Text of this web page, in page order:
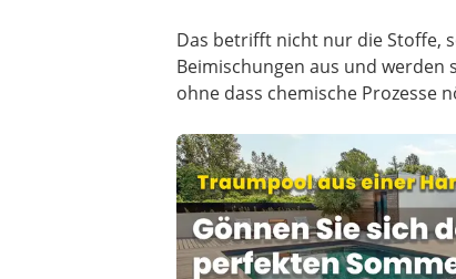
Das betrifft nicht nur die Stoffe,
Beimischungen aus und
ohne dass chemische Prozesse